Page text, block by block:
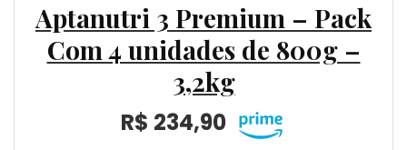
Aptanutri 3 Premium – Pack
Com 4 unidades de 800g –
3,2kg
R$ 234,90